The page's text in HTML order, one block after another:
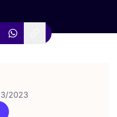
2023